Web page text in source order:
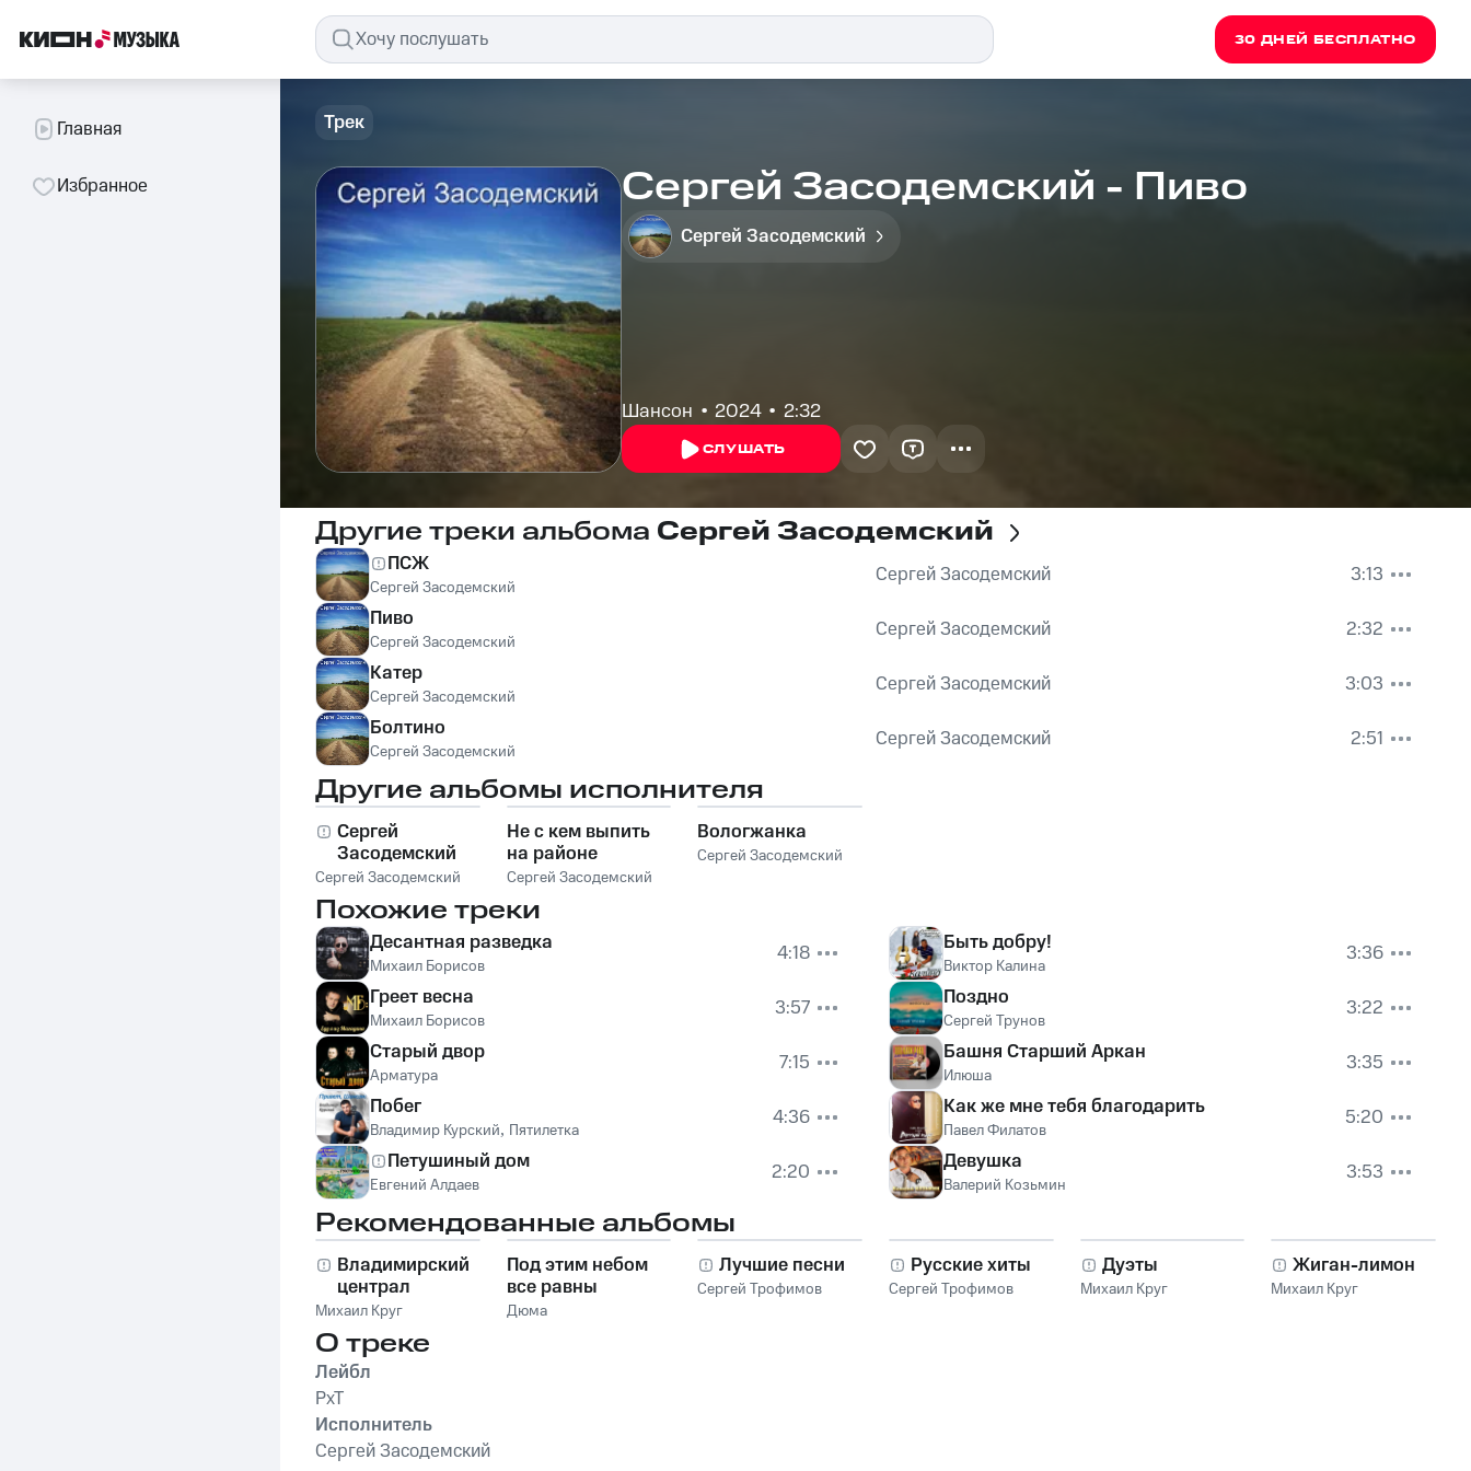
30 ДНЕЙ БЕСПЛАТНО
Главная
Избранное
Трек
Сергей Засодемский - Пиво
Сергей Засодемский
Шансон 2024 2:32
СЛУШАТЬ
Другие треки альбома Сергей Засодемский
ПСЖ
Сергей Засодемский Сергей Засодемский
3:13
Пиво
Сергей Засодемский Сергей Засодемский
2:32
Катер
Сергей Засодемский Сергей Засодемский
3:03
Болтино
Сергей Засодемский Сергей Засодемский 2:51
Другие альбомы исполнителя
Сергей
Засодемский
Сергей Засодемский
Не с кем выпить
на районе
Сергей Засодемский
Вологжанка
Сергей Засодемский
Похожие треки
Десантная разведка
Михаил Борисов
4:18
Греет весна
Михаил Борисов
3:57
Старый двор
Арматура
7:15
Побег
Владимир Курский, Пятилетка
4:36
Петушиный дом
Евгений Алдаев 2:20
Быть добру!
Виктор Калина
3:36
Поздно
Сергей Трунов
3:22
Башня Старший Аркан
Илюша
3:35
Как же мне тебя благодарить
Павел Филатов
5:20
Девушка
Валерий Козьмин 3:53
Рекомендованные альбомы
Владимирский
централ
Михаил Круг
Под этим небом
все равны
Дюма
Лучшие песни
Сергей Трофимов
Русские хиты
Сергей Трофимов
Дуэты
Михаил Круг
Жиган-лимон
Михаил Круг
О треке
Лейбл
PxT
Исполнитель
Сергей Засодемский